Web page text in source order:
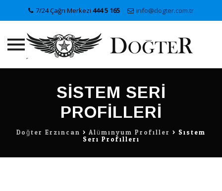
7/24 Çağrı Merkezi 444 5 165 info@dogter.com.tr
SISTEM SERI
PROFILLERI
Doğter Erzincan > Alüminyum Profiller > Sistem
Seri Profilleri